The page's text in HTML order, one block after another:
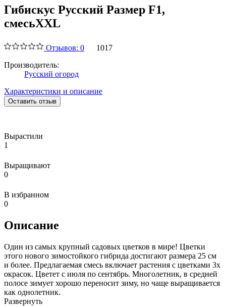
Гибискус Русский Размер F1,
смесьXXL
Отзывов: 0
1017
Производитель:
Русский огород
Характеристики и описание
Оставить отзыв
Вырастили
1
Выращивают
0
В избранном
0
Описание
Один из самых крупный садовых цветков в мире! Цветки
этого нового зимостойкого гибрида достигают размера 25 см
и более. Предлагаемая смесь включает растения с цветками 3х
окрасок. Цветет с июля по сентябрь. Многолетник, в средней
полосе зимует хорошо переносит зиму, но чаще выращивается
как однолетник.
Развернуть